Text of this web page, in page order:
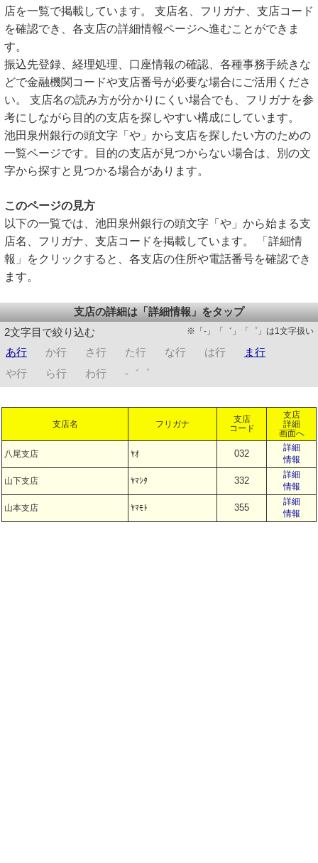
店を一覧で掲載しています。 支店名、フリガナ、支店コード
を確認でき、各支店の詳細情報ページへ進むことができま
す。
振込先登録、経理処理、口座情報の確認、各種事務手続きな
どで金融機関コードや支店番号が必要な場合にご活用くださ
い。 支店名の読み方が分かりにくい場合でも、フリガナを参
考にしながら目的の支店を探しやすい構成にしています。
池田泉州銀行の頭文字「や」から支店を探したい方のための
一覧ページです。目的の支店が見つからない場合は、別の文
字から探すと見つかる場合があります。
このページの見方
以下の一覧では、池田泉州銀行の頭文字「や」から始まる支
店名、フリガナ、支店コードを掲載しています。 「詳細情
報」をクリックすると、各支店の住所や電話番号を確認でき
ます。
支店の詳細は「詳細情報」をタップ
2文字目で絞り込む
※「-」「゛」「゜」は1文字扱い
あ行 か行 さ行 た行 な行 は行
ま行
や行
ら行 わ行 -゛゜
支店名 フリガナ
支店
コード
支店
詳細
画面へ
八尾支店 ﾔｵ 032
詳細
情報
山下支店 ﾔﾏｼﾀ 332
詳細
情報
山本支店 ﾔﾏﾓﾄ 355
詳細
情報